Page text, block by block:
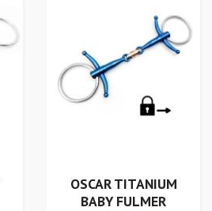
OSCAR TITANIUM
BABY FULMER